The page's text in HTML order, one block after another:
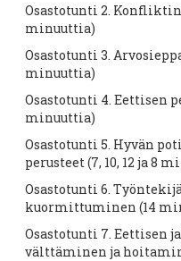
Osastotunti 2.
minuuttia)
Osastotunti 3.
minuuttia)
Osastotunti 4. Eettisen
minuuttia)
Osastotunti 5. Hyvän
perusteet (7, 10, 12 ja 8
Osastotunti 6.
kuormittuminen (14
Osastotunti 7. Eettisen
välttäminen ja